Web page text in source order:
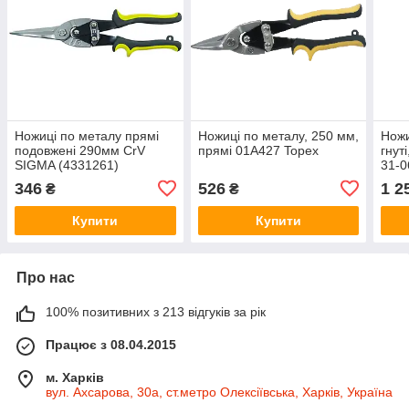
Ножиці по металу прямі
подовжені 290мм CrV
SIGMA (4331261)
346 ₴
Купити
Ножиці по металу, 250 мм,
прямі 01A427 Topex
526₴
Купити
31-
1
Про нас
100% позитивних з 213 відгуків за рік
Працює з 08.04.2015
м. Харків
вул. Ахсарова, 30а, ст.метро Олексіївська, Харків, Україна